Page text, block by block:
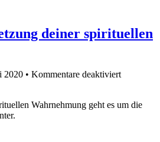
deiner spirituellen
2020 • Kommentare deaktiviertfür
Wahrnehmung geht es um die